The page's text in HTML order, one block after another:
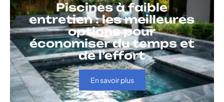
Piscines à faible
entretien : les meilleures
options pour
économiser du temps et
de l’effort
En savoir plus